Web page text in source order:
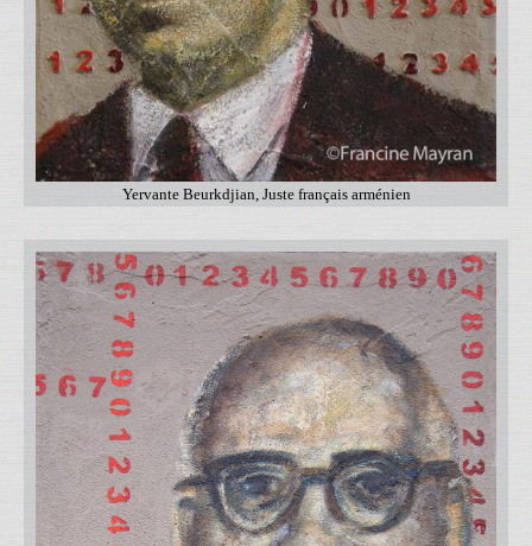
Yervante Beurkdjian, Juste français arménien